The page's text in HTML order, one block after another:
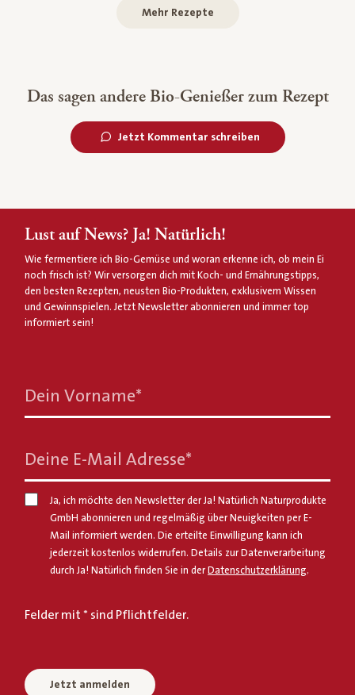
Mehr Rezepte
Das sagen andere Bio-Genießer zum Rezept
Jetzt Kommentar schreiben
Lust auf News? Ja! Natürlich!
Wie fermentiere ich Bio-Gemüse und woran erkenne ich, ob mein Ei
noch frisch ist? Wir versorgen dich mit Koch- und Ernährungstipps,
den besten Rezepten, neusten Bio-Produkten, exklusivem Wissen
und Gewinnspielen. Jetzt Newsletter abonnieren und immer top
informiert sein!
Dein Vorname*
Deine E-Mail Adresse*
Ja, ich möchte den Newsletter der Ja! Natürlich Naturprodukte
GmbH abonnieren und regelmäßig über Neuigkeiten per E-
Mail informiert werden. Die erteilte Einwilligung kann ich
jederzeit kostenlos widerrufen. Details zur Datenverarbeitung
durch Ja! Natürlich finden Sie in derDatenschutzerklärung.
Felder mit * sind Pflichtfelder.
Jetzt anmelden